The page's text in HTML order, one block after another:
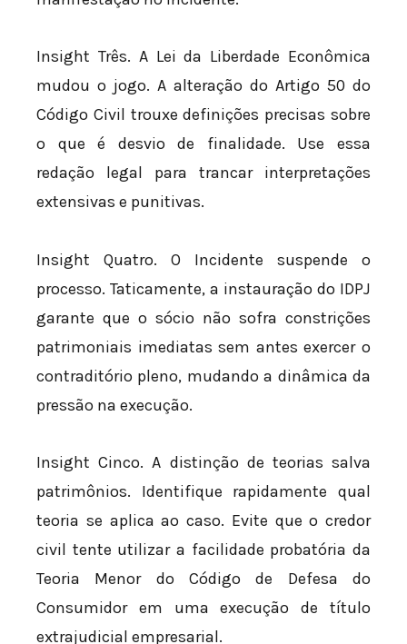
Insight Três. A Lei da Liberdade Econômica
mudou o jogo. A alteração do Artigo 50 do
Código Civil trouxe definições precisas sobre
o que é desvio de finalidade. Use essa
redação legal para trancar interpretações
extensivas e punitivas.
Insight Quatro. O Incidente suspende o
processo. Taticamente, a instauração do IDPJ
garante que o sócio não sofra constrições
patrimoniais imediatas sem antes exercer o
contraditório pleno, mudando a dinâmica da
pressão na execução.
Insight Cinco. A distinção de teorias salva
patrimônios. Identifique rapidamente qual
teoria se aplica ao caso. Evite que o credor
civil tente utilizar a facilidade probatória da
Teoria Menor do Código de Defesa do
Consumidor em uma execução de título
extrajudicial empresarial.